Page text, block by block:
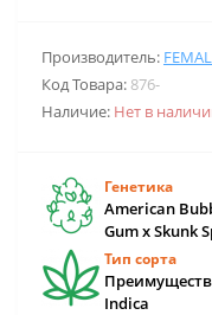
Производитель:
Код Товара: 876-
Наличие: Нет в
Генетика
American
Gum x Skunk
Тип сорта
Indica